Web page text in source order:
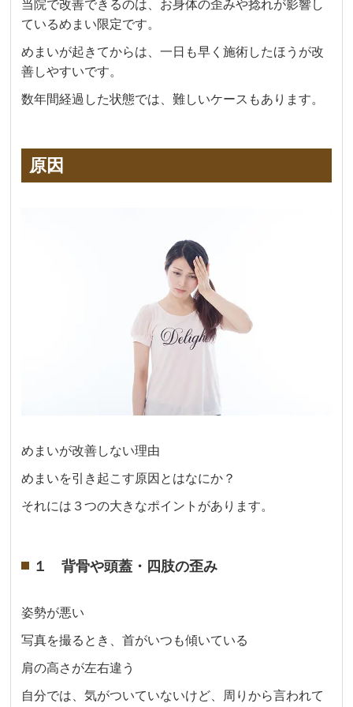
当院で改善できるのは、お身体の歪みや捻れが影響し
ているめまい限定です。
めまいが起きてからは、一日も早く施術したほうが改
善しやすいです。
数年間経過した状態では、難しいケースもあります。
原因
めまいが改善しない理由
めまいを引き起こす原因とはなにか？
それには３つの大きなポイントがあります。
１ 背骨や頭蓋・四肢の歪み
姿勢が悪い
写真を撮るとき、首がいつも傾いている
肩の高さが左右違う
自分では、気がついていないけど、周りから言われて